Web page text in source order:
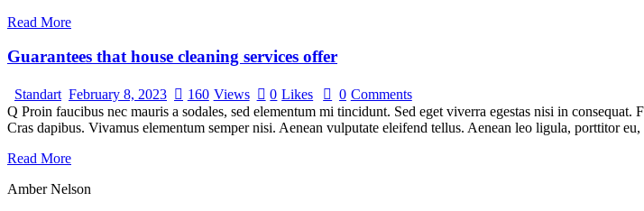
Read More
Guarantees that house cleaning services offer
Standart February 8, 2023 160 Views 0 Likes 0 Comments
Q Proin faucibus nec mauris a sodales, sed elementum mi tincidunt. Sed eget viverra egestas nisi in
Cras dapibus. Vivamus elementum semper nisi. Aenean vulputate eleifend tellus. Aenean leo ligula, porttitor
Read More
Amber Nelson